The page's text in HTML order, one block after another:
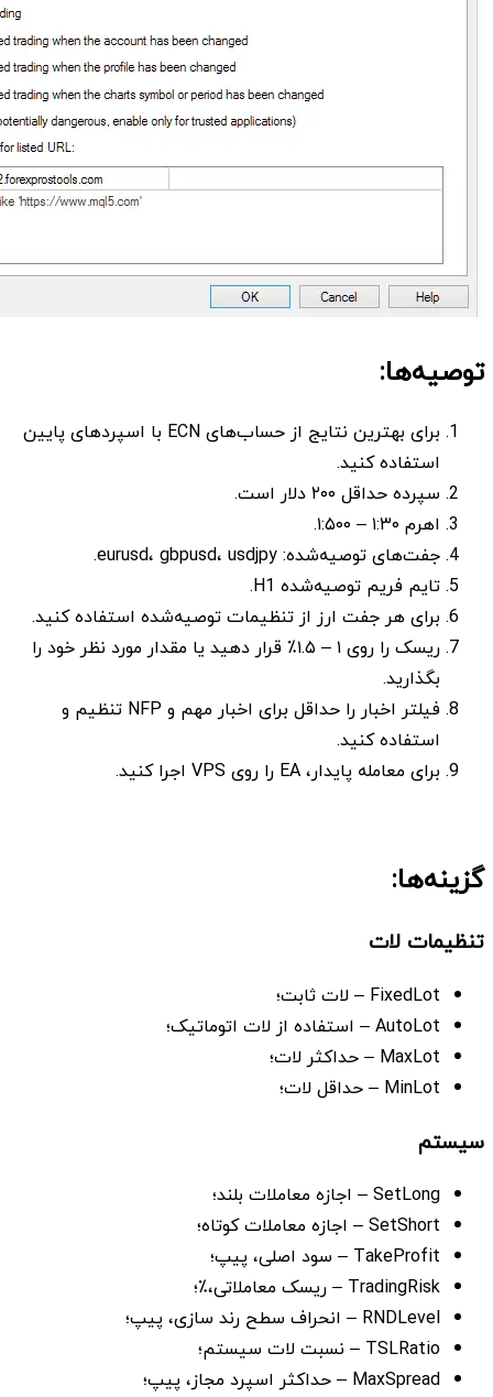
توصیه‌ها:
برای بهترین نتایج از حساب‌های ECN با اسپردهای پایین
استفاده کنید.
سپرده حداقل ۲۰۰ دلار است.
اهرم ۱:۳۰ – ۱:۵۰۰.
جفت‌های توصیه‌شده: eurusd، gbpusd، usdjpy.
تایم فریم توصیه‌شده H1.
برای هر جفت ارز از تنظیمات توصیه‌شده استفاده کنید.
ریسک‌ را روی ۱ – ۱.۵٪ قرار دهید یا مقدار مورد نظر خود را
بگذارید.
فیلتر اخبار را حداقل برای اخبار مهم و NFP تنظیم و
استفاده کنید.
برای معامله پایدار، EA را روی VPS اجرا کنید.
گزینه‌ها:
تنظیمات لات
FixedLot – لات ثابت؛
AutoLot – استفاده از لات اتوماتیک؛
MaxLot – حداکثر لات؛
MinLot – حداقل لات؛
سیستم
SetLong – اجازه معاملات بلند؛
SetShort – اجازه معاملات کوتاه؛
TakeProfit – سود اصلی، پیپ؛
TradingRisk – ریسک معاملاتی،٪؛
RNDLevel – انحراف سطح رند سازی، پیپ؛
TSLRatio – نسبت لات سیستم؛
MaxSpread – حداکثر اسپرد مجاز، پیپ؛